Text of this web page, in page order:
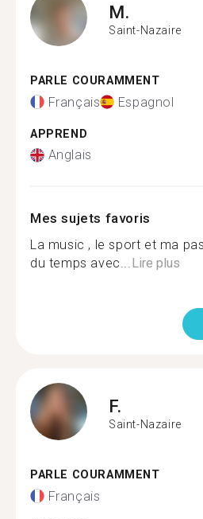
M.
Saint-Nazaire
PARLE COURAMMENT
Français Espagnol
APPREND
Anglais
Mes sujets favoris
La music , le sport et ma
du temps avec...Lire plus
F.
Saint-Nazaire
PARLE COURAMMENT
Français